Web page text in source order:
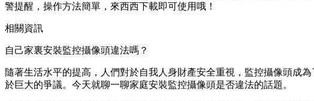
警提醒，操作方法簡單，來西西下載即可使用哦！
相關資訊
自己家裏安裝監控攝像頭違法嗎？
隨著生活水平的提高，人們對於自我人身財產安全重視，監控攝像頭成
於巨大的爭議。今天就聊一聊家庭安裝監控攝像頭是否違法的話題。